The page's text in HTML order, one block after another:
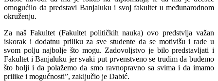
omogućilo da predstavi Banjaluku i svoj fakultet u međunarodnom
okruženju.
Za naš Fakultet (Fakultet političkih nauka) ovo predstvlja važan
iskorak i dodatnu priliku za sve studente da se motivišu i rade u
svom polju najbolje što mogu. Zadovoljstvo je bilo predstavljati i
Fakultet i Banjaluku jer svaki put prvenstveno se trudim da budemo
što bolji i da polažemo da smo ravnopravno sa svima i da imamo
prilike i mogućnosti”, zaključio je Dabić.